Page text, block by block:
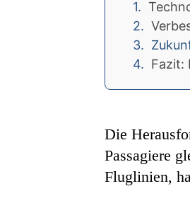
Fazit:
Die
Passagiere
Fluglinien,